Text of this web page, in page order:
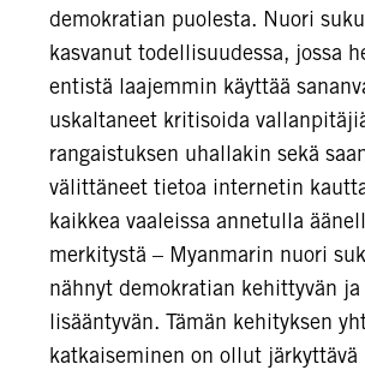
demokratian puolesta. Nuori
kasvanut todellisuudessa, jossa
entistä laajemmin käyttää
uskaltaneet kritisoida
rangaistuksen uhallakin sekä
välittäneet tietoa internetin
kaikkea vaaleissa annetulla
merkitystä – Myanmarin nuori
nähnyt demokratian kehittyvän
lisääntyvän. Tämän kehityksen
katkaiseminen on ollut järkyttävä